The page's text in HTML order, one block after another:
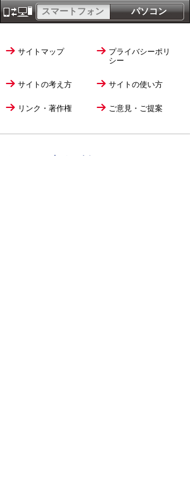
パソコン
スマートフォン
サイトマップ
プライバシーポリ
シー
サイトの考え方 サイトの使い方
リンク・著作権 ご意見・ご提案